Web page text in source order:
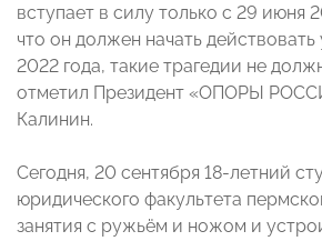
вступает в силу только с 29 июня
что он должен начать действовать
2022 года, такие трагедии не
отметил Президент «ОПОРЫ
Калинин.
Сегодня, 20 сентября 18-летний
юридического факультета
занятия с ружьём и ножом и